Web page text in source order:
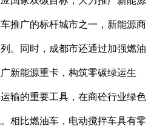
推广的标杆城市之一，新能源商
。同时，成都市还通过加强燃油
新能源重卡，构筑零碳绿运生
输的重要工具，在商砼行业绿色
相比燃油车，电动搅拌车具有零